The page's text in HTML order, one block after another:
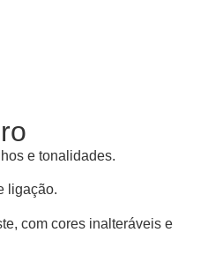
e tonalidades.
ligação.
com cores inalteráveis e